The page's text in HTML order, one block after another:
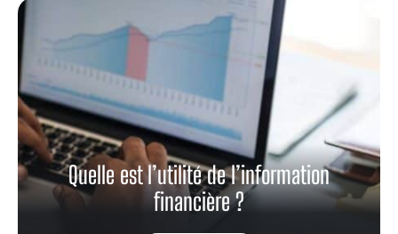
Quelle est l’utilité de l’information
financière ?